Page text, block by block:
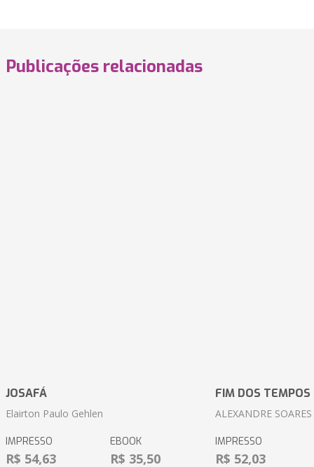
Publicações relacionadas
JOSAFÁ
Elairton Paulo Gehlen
IMPRESSO
R$ 54,63
EBOOK
R$ 35,50
FIM DOS TEMPOS
ALEXANDRE SOARES
IMPRESSO
R$ 52,03